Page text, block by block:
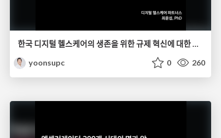
한국 디지털 헬스케어의 생존을 위한 규제 혁신에 대한 고언
yoonsupc
0 260